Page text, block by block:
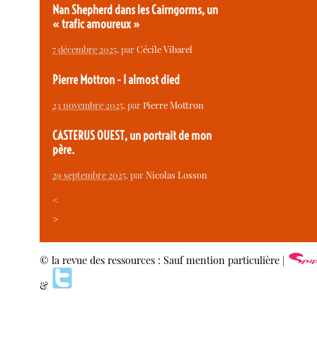
Nan Shepherd dans les Cairngorms, un
« trafic amoureux »
7 décembre 2025, parCécile Vibarel
Pierre Mottron - I almost died
23 novembre 2025, parPierre Mottron
CASTERUS OUEST, un portrait de mon
père.
29 septembre 2025, parNicolas Losson
<
>
© la revue des ressources : Sauf mention particulière |
&